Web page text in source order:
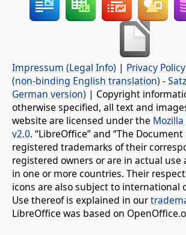
Impressum (Legal Info) | Privacy Policy
(non-binding English translation) -
German version) | Copyright
otherwise specified, all text and
website are licensed under the
v2.0. “LibreOffice” and “The
registered trademarks of their
registered owners or are in actual use
in one or more countries. Their
icons are also subject to international
Use thereof is explained in our
LibreOffice was based on